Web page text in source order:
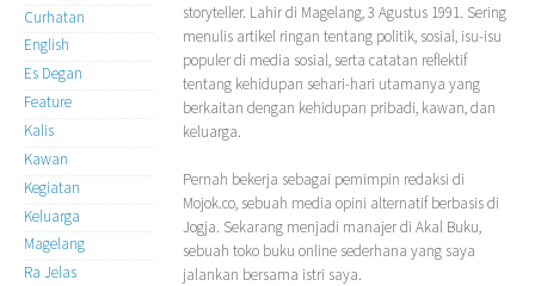
Curhatan
English
Es Degan
Feature
Kalis
Kawan
Kegiatan
Keluarga
Magelang
Ra Jelas
storyteller. Lahir di Magelang, 3 Agustus 1991. Sering
menulis artikel ringan tentang politik, sosial, isu-isu
populer di media sosial, serta catatan reflektif
tentang kehidupan sehari-hari utamanya yang
berkaitan dengan kehidupan pribadi, kawan, dan
keluarga.
Pernah bekerja sebagai pemimpin redaksi di
Mojok.co, sebuah media opini alternatif berbasis di
Jogja. Sekarang menjadi manajer di Akal Buku,
sebuah toko buku online sederhana yang saya
jalankan bersama istri saya.